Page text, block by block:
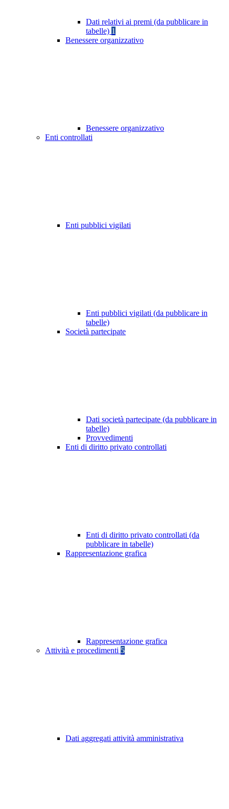
Dati relativi ai premi (da pubblicare in
tabelle) 1
Benessere organizzativo
Benessere organizzativo
Enti controllati
Enti pubblici vigilati
Enti pubblici vigilati (da pubblicare in
tabelle)
Società partecipate
Dati società partecipate (da pubblicare in
tabelle)
Provvedimenti
Enti di diritto privato controllati
Enti di diritto privato controllati (da
pubblicare in tabelle)
Rappresentazione grafica
Rappresentazione grafica
Attività e procedimenti 5
Dati aggregati attività amministrativa